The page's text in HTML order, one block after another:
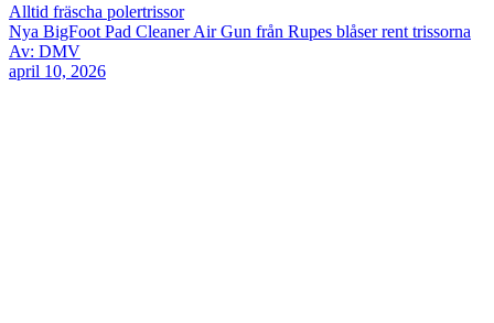
Alltid fräscha polertrissor
Nya BigFoot Pad Cleaner Air Gun från Rupes blåser rent trissorna
Av: DMV
april 10, 2026